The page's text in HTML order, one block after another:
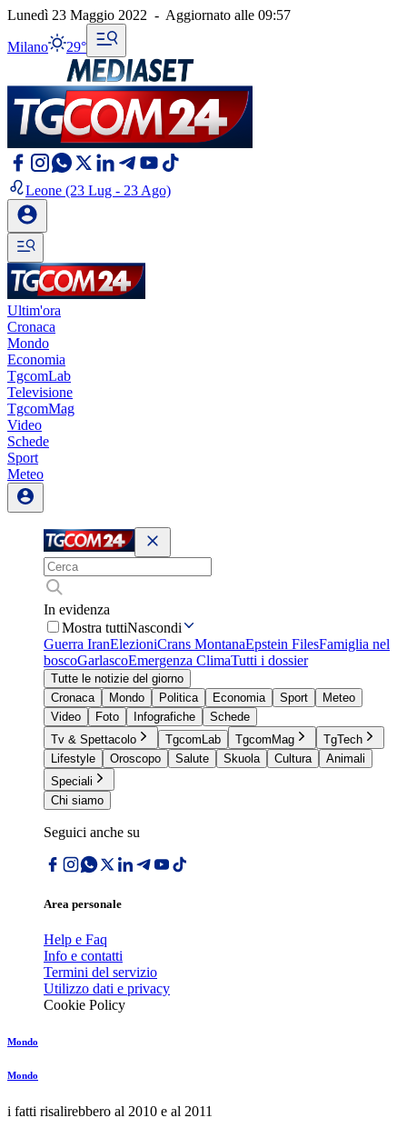
Lunedì 23 Maggio 2022 - Aggiornato alle 09:57
Milano 29°
Leone (23 Lug - 23 Ago)
Ultim'ora
Cronaca
Mondo
Economia
TgcomLab
Televisione
TgcomMag
Video
Schede
Sport
Meteo
In evidenza
Mostra tuttiNascondi
Guerra IranElezioniCrans MontanaEpstein FilesFamiglia nel
boscoGarlascoEmergenza ClimaTutti i dossier
Tutte le notizie del giorno
Cronaca
Mondo Politica Economia Sport
Meteo
Video
Foto Infografiche
Schede
Tv & Spettacolo
TgcomLab TgcomMag
TgTech
Lifestyle
Oroscopo Salute Skuola Cultura
Animali
Speciali
Chi siamo
Seguici anche su
Area personale
Help e Faq
Info e contatti
Termini del servizio
Utilizzo dati e privacy
Cookie Policy
Mondo
Mondo
i fatti risalirebbero al 2010 e al 2011